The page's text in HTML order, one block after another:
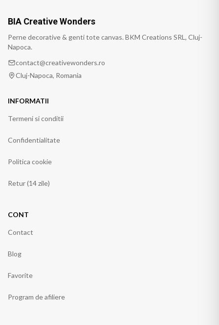
BIA Creative Wonders
Perne decorative & genti tote canvas. BKM Creations SRL, Cluj-
Napoca.
contact@creativewonders.ro
Cluj-Napoca, Romania
INFORMATII
Termeni si conditii
Confidentialitate
Politica cookie
Retur (14 zile)
CONT
Contact
Blog
Favorite
Program de afiliere